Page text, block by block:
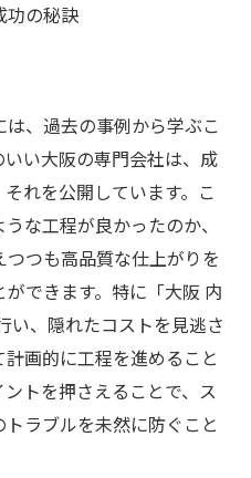
功の秘訣
、過去の事例から学ぶこ
い大阪の専門会社は、成
れを公開しています。こ
な工程が良かったのか、
つも高品質な仕上がりを
できます。特に「大阪 内
い、隠れたコストを見逃さ
画的に工程を進めること
トを押さえることで、ス
ラブルを未然に防ぐこと